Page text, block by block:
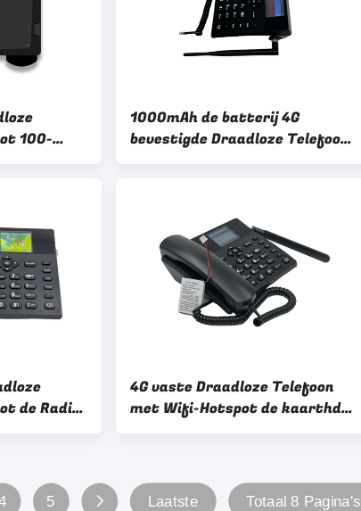
100-
1000mAh de batterij 4G
bevestigde Draadloze Telefoon
met de Stem van WIFI HD
de Radio
4G vaste Draadloze Telefoon
met Wifi-Hotspot de kaarthd
Stem van Dual Sim
5 Laatste Totaal 8 Pagina's